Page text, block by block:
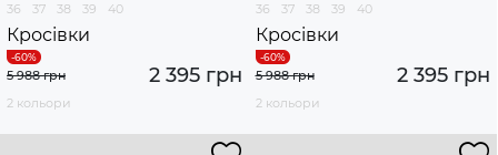
36 37 38 39 40
Кросівки
2 395 грн
5 988 грн
2 кольори
36 37 38 39 40
Кросівки
2 395 грн
5 988 грн
2 кольори